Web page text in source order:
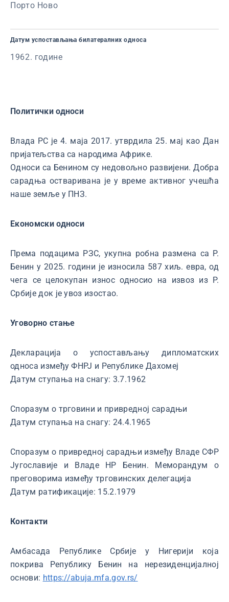
Порто Ново
Датум успостављања билатералних односа
1962. године
Политички односи
Влада РС је 4. маја 2017. утврдила 25. мај као Дан
пријатељства са народима Африке.
Односи са Бенином су недовољно развијени. Добра
сарадња остваривана је у време активног учешћа
наше земље у ПНЗ.
Економски односи
Према подацима РЗС, укупна робна размена са Р.
Бенин у 2025. години је износила 587 хиљ. евра, од
чега се целокупан износ односио на извоз из Р.
Србије док је увоз изостао.
Уговорно стање
Декларација о успостављању дипломатских
односа између ФНРЈ и Републике Дахомеј
Датум ступања на снагу: 3.7.1962
Споразум о трговини и привредној сарадњи
Датум ступања на снагу: 24.4.1965
Споразум о привредној сарадњи између Владе СФР
Југославије и Владе НР Бенин. Меморандум о
преговорима између трговинских делегација
Датум ратификације: 15.2.1979
Контакти
Амбасада Републике Србије у Нигерији која
покрива Републику Бенин на нерезиденцијалној
основи: https://abuja.mfa.gov.rs/